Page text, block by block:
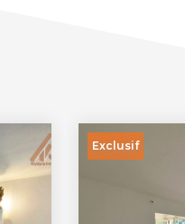
Exclusif